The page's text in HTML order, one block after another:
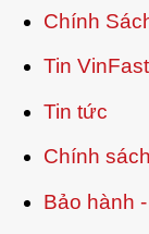
Chính
Tin
Tin tức
Chính
Bảo hành